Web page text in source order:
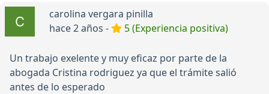
carolina vergara pinilla
hace 2 años -
5 (Experiencia positiva)
Un trabajo exelente y muy eficaz por parte de la
abogada Cristina rodriguez ya que el trámite salió
antes de lo esperado